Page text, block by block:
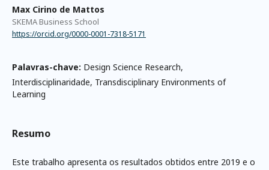
Max Cirino de Mattos
SKEMA Business School
https://orcid.org/0000-0001-7318-5171
Palavras-chave: Design Science Research,
Interdisciplinaridade, Transdisciplinary Environments of
Learning
Resumo
Este trabalho apresenta os resultados obtidos entre 2019 e o